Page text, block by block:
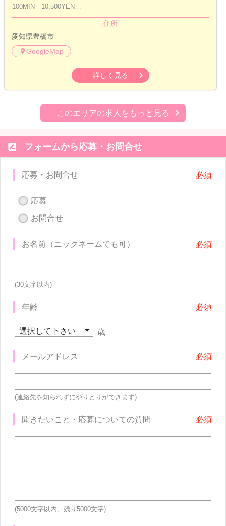
100MIN 10,500YEN…
住所
愛知県豊橋市
GoogleMap
詳しく見る
このエリアの求人をもっと見る
 フォームから応募・お問合せ
応募・お問合せ
応募
お問合せ
お名前（ニックネームでも可）
(30文字以内)
年齢
歳
メールアドレス
(連絡先を知られずにやりとりができます)
聞きたいこと・応募についての質問
(5000文字以内、残り 5000文字)